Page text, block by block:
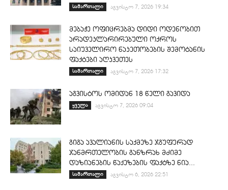
სამართალი აგვისტო 7, 2026 19:34
მებაჟე ოფიცრებმა დიდი ოდენობით
არადეკლარირებული ოქროს
საიუველირო ნაკეთობების შემოტანის
ფაქტები აღკვეთეს
სამართალი აგვისტო 7, 2026 17:32
აგვისტოს ომიდან 18 წელი გავიდა
ყველა აგვისტო 7, 2026 09:04
გიგა ავალიანის საქმეზე ჯგუფურად
ჯანმრთელობის განზრახ მძიმე
დაზიანების წაქეზების ფაქტზე ნია...
სამართალი აგვისტო 6, 2026 22:51